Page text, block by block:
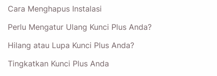
Cara Menghapus Instalasi
Perlu Mengatur Ulang Kunci Plus Anda?
Hilang atau Lupa Kunci Plus Anda?
Tingkatkan Kunci Plus Anda